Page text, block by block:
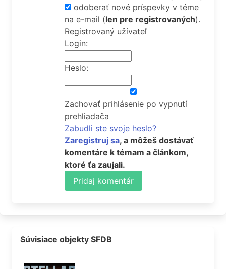
odoberať nové príspevky v téme
na e-mail (len pre registrovaných).
Registrovaný užívateľ
Login:
Heslo:
Zachovať prihlásenie po vypnutí
prehliadača
Zabudli ste svoje heslo?
Zaregistruj sa, a môžeš dostávať
komentáre k témam a článkom,
ktoré ťa zaujali.
Pridaj komentár
Súvisiace objekty SFDB